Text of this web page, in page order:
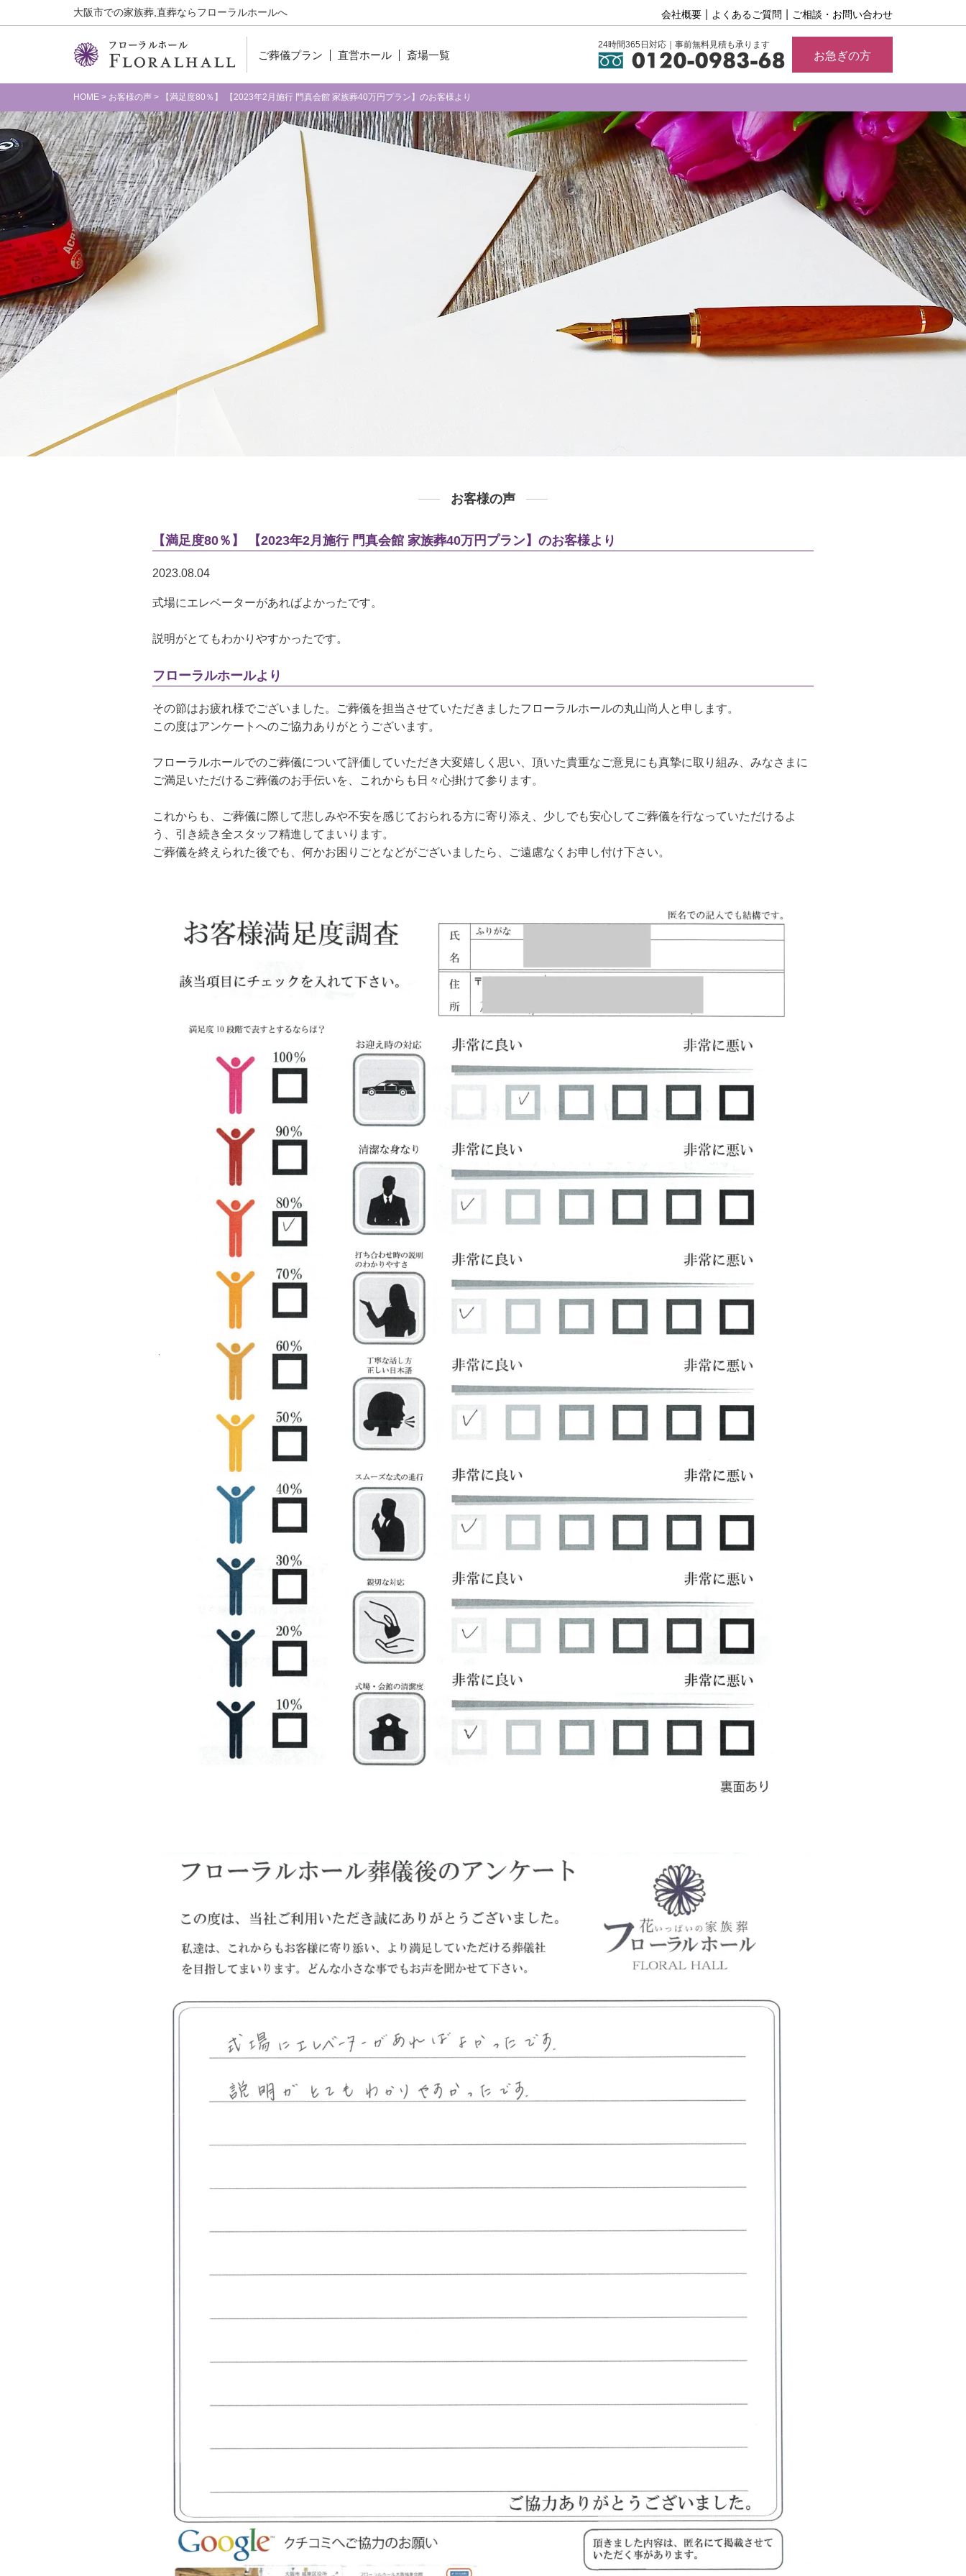
大阪市での家族葬,直葬ならフローラルホールへ ご相談・お問い合わせ
よくあるご質問
会社概要
ご葬儀プラン 直営ホール 斎場一覧
24時間365日対応｜事前無料見積も承ります
お急ぎの方
HOME > お客様の声 > 【満足度80％】 【2023年2月施行 門真会館 家族葬40万円プラン】のお客様より
お客様の声
【満足度80％】 【2023年2月施行 門真会館 家族葬40万円プラン】のお客様より
2023.08.04
式場にエレベーターがあればよかったです。
説明がとてもわかりやすかったです。
フローラルホールより
その節はお疲れ様でございました。ご葬儀を担当させていただきましたフローラルホールの丸山尚人と申します。
この度はアンケートへのご協力ありがとうございます。
フローラルホールでのご葬儀について評価していただき大変嬉しく思い、頂いた貴重なご意見にも真摯に取り組み、みなさまに
ご満足いただけるご葬儀のお手伝いを、これからも日々心掛けて参ります。
これからも、ご葬儀に際して悲しみや不安を感じておられる方に寄り添え、少しでも安心してご葬儀を行なっていただけるよ
う、引き続き全スタッフ精進してまいります。
ご葬儀を終えられた後でも、何かお困りごとなどがございましたら、ご遠慮なくお申し付け下さい。